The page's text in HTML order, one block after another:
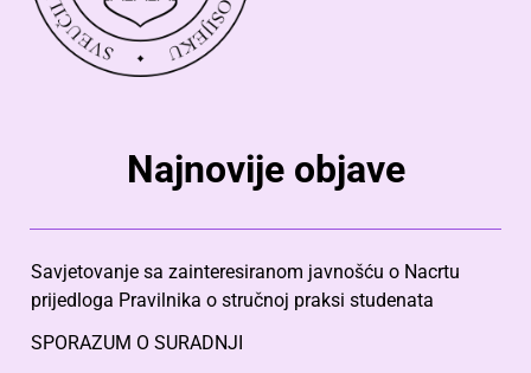
Najnovije objave
Savjetovanje sa zainteresiranom javnošću o Nacrtu
prijedloga Pravilnika o stručnoj praksi studenata
SPORAZUM O SURADNJI